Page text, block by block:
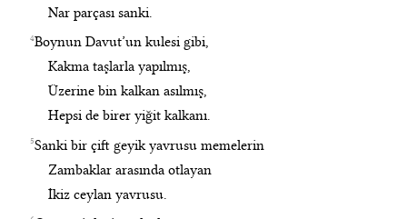
Nar parçası sanki.
4Boynun Davut’un kulesi gibi,
Kakma taşlarla yapılmış,
Üzerine bin kalkan asılmış,
Hepsi de birer yiğit kalkanı.
5Sanki bir çift geyik yavrusu memelerin
Zambaklar arasında otlayan
İkiz ceylan yavrusu.